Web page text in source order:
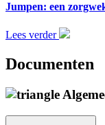
Jumpen: een
Lees verder
Documenten